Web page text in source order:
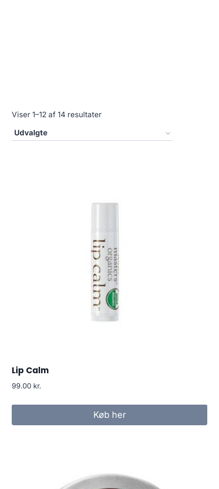
Viser 1–12 af 14 resultater
Lip Calm
99.00 kr.
Køb her